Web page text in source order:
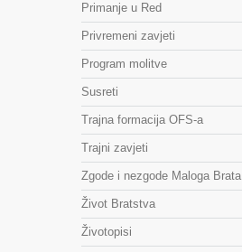
Primanje u Red
Privremeni zavjeti
Program molitve
Susreti
Trajna formacija OFS-a
Trajni zavjeti
Zgode i nezgode Maloga Brata
Život Bratstva
Životopisi